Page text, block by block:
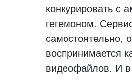
конкурировать с
гегемоном.
самостоятельно,
воспринимается
видеофайлов. И в